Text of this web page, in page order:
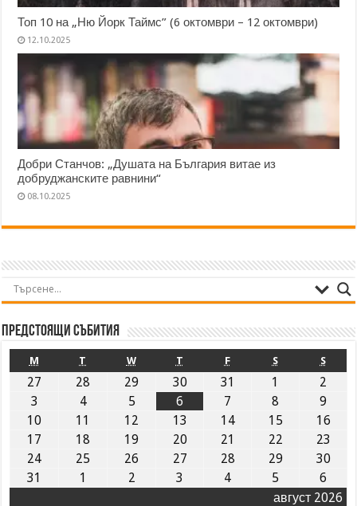
Топ 10 на „Ню Йорк Таймс” (6 октомври – 12 октомври)
12.10.2025
Добри Станчов: „Душата на България витае из
добруджанските равнини“
08.10.2025
Предстоящи събития
август 2026
M T W T F S S
27 28 29 30 31 1
2
3
4 5 6 7 8
9
10
11 12 13 14 15
16
17
18 19 20 21 22
23
24
25 26 27 28 29
30
31
1 2 3 4 5 6